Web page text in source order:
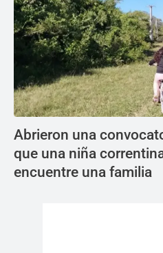
Abrieron una
que una niña
encuentre una familia